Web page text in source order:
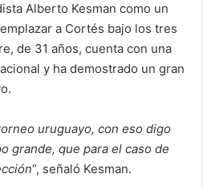
Alberto Kesman como un
a Cortés bajo los tres
de 31 años, cuenta con una
y ha demostrado un gran
uruguayo, con eso digo
grande, que para el caso de
“, señaló Kesman.